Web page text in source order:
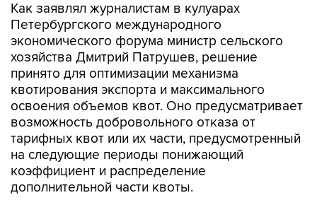
Как заявлял журналистам в кулуарах
Петербургского международного
экономического форума министр сельского
хозяйства Дмитрий Патрушев, решение
принято для оптимизации механизма
квотирования экспорта и максимального
освоения объемов квот. Оно предусматривает
возможность добровольного отказа от
тарифных квот или их части, предусмотренный
на следующие периоды понижающий
коэффициент и распределение
дополнительной части квоты.